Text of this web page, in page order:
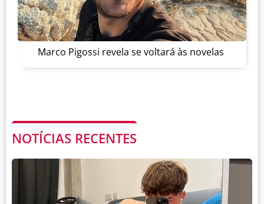
Marco Pigossi revela se voltará às novelas
NOTÍCIAS RECENTES